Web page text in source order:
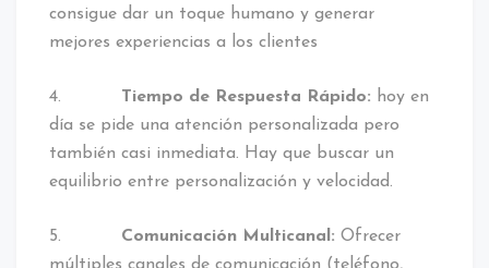
consigue dar un toque humano y generar
mejores experiencias a los clientes
4. Tiempo de Respuesta Rápido: hoy en
día se pide una atención personalizada pero
también casi inmediata. Hay que buscar un
equilibrio entre personalización y velocidad.
5. Comunicación Multicanal: Ofrecer